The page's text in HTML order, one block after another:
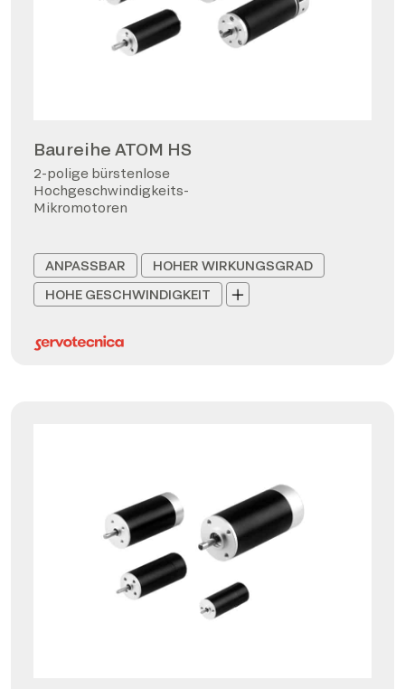
Baureihe ATOM HS
2-polige bürstenlose
Hochgeschwindigkeits-
Mikromotoren
ANPASSBAR
HOHER WIRKUNGSGRAD
HOHE GESCHWINDIGKEIT